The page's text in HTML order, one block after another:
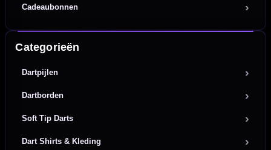
Cadeaubonnen
Categorieën
Dartpijlen
Dartborden
Soft Tip Darts
Dart Shirts & Kleding